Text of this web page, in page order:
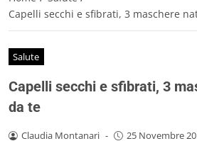
Capelli secchi e sfibrati, 3 maschere
Salute
Capelli secchi e sfibrati, 3
da te
Claudia Montanari - 25 Novembre